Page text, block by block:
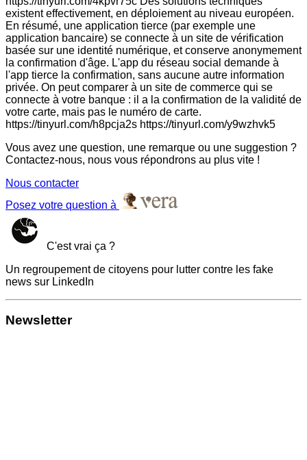
existent effectivement, en déploiement au niveau européen.
En résumé, une application tierce (par exemple une
application bancaire) se connecte à un site de vérification
basée sur une identité numérique, et conserve anonymement
la confirmation d'âge. L'app du réseau social demande à
l'app tierce la confirmation, sans aucune autre information
privée. On peut comparer à un site de commerce qui se
connecte à votre banque : il a la confirmation de la validité de
votre carte, mais pas le numéro de carte.
https://tinyurl.com/h8pcja2s https://tinyurl.com/y9wzhvk5
Vous avez une question, une remarque ou une suggestion ?
Contactez-nous, nous vous répondrons au plus vite !
Nous contacter
Posez votre question à
C'est vrai ça ?
Un regroupement de citoyens pour lutter contre les fake
news sur LinkedIn
Newsletter